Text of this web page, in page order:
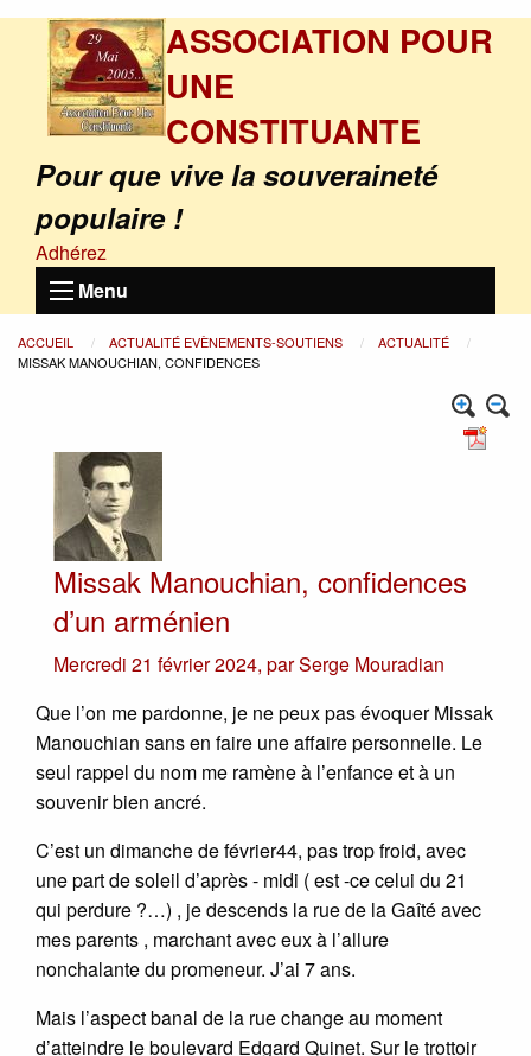
ASSOCIATION POUR
UNE
CONSTITUANTE
Pour que vive la souveraineté
populaire !
Adhérez
Menu
ACCUEIL ACTUALITÉ EVÈNEMENTS-SOUTIENS
ACTUALITÉ
MISSAK MANOUCHIAN, CONFIDENCES
Missak Manouchian, confidences
d’un arménien
Mercredi 21 février 2024, parSerge Mouradian
Que l’on me pardonne, je ne peux pas évoquer Missak
Manouchian sans en faire une affaire personnelle. Le
seul rappel du nom me ramène à l’enfance et à un
souvenir bien ancré.
C’est un dimanche de février44, pas trop froid, avec
une part de soleil d’après - midi ( est -ce celui du 21
qui perdure ?…) , je descends la rue de la Gaîté avec
mes parents , marchant avec eux à l’allure
nonchalante du promeneur. J’ai 7 ans.
Mais l’aspect banal de la rue change au moment
d’atteindre le boulevard Edgard Quinet. Sur le trottoir